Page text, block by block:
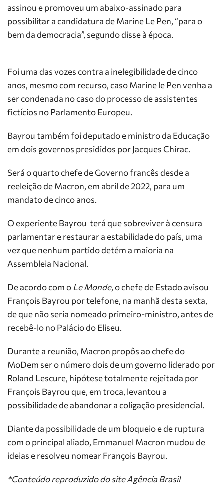
assinou e promoveu um abaixo-assinado para
possibilitar a candidatura de Marine Le Pen, “para o
bem da democracia”, segundo disse à época.
Foi uma das vozes contra a inelegibilidade de cinco
anos, mesmo com recurso, caso Marine le Pen venha a
ser condenada no caso do processo de assistentes
fictícios no Parlamento Europeu.
Bayrou também foi deputado e ministro da Educação
em dois governos presididos por Jacques Chirac.
Será o quarto chefe de Governo francês desde a
reeleição de Macron, em abril de 2022, para um
mandato de cinco anos.
O experiente Bayrou terá que sobreviver à censura
parlamentar e restaurar a estabilidade do país, uma
vez que nenhum partido detém a maioria na
Assembleia Nacional.
De acordo com o Le Monde, o chefe de Estado avisou
François Bayrou por telefone, na manhã desta sexta,
de que não seria nomeado primeiro-ministro, antes de
recebê-lo no Palácio do Eliseu.
Durante a reunião, Macron propôs ao chefe do
MoDem ser o número dois de um governo liderado por
Roland Lescure, hipótese totalmente rejeitada por
François Bayrou que, em troca, levantou a
possibilidade de abandonar a coligação presidencial.
Diante da possibilidade de um bloqueio e de ruptura
com o principal aliado, Emmanuel Macron mudou de
ideias e resolveu nomear François Bayrou.
*Conteúdo reproduzido do site Agência Brasil